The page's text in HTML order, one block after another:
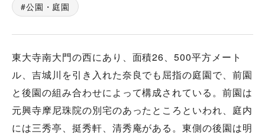
公園・庭園
東大寺南大門の西にあり、面積26、500平方メート
ル、吉城川を引き入れた奈良でも屈指の庭園で、前園
と後園の組み合わせによって構成されている。前園は
元興寺摩尼珠院の別宅のあったところといわれ、庭内
には三秀亭、挺秀軒、清秀庵がある。東側の後園は明